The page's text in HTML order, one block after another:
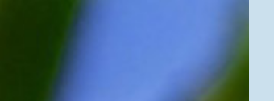
思是：根據老一輩人的說法，
結束；如果「立秋日」在七
月，則天氣會持續穩定，今年